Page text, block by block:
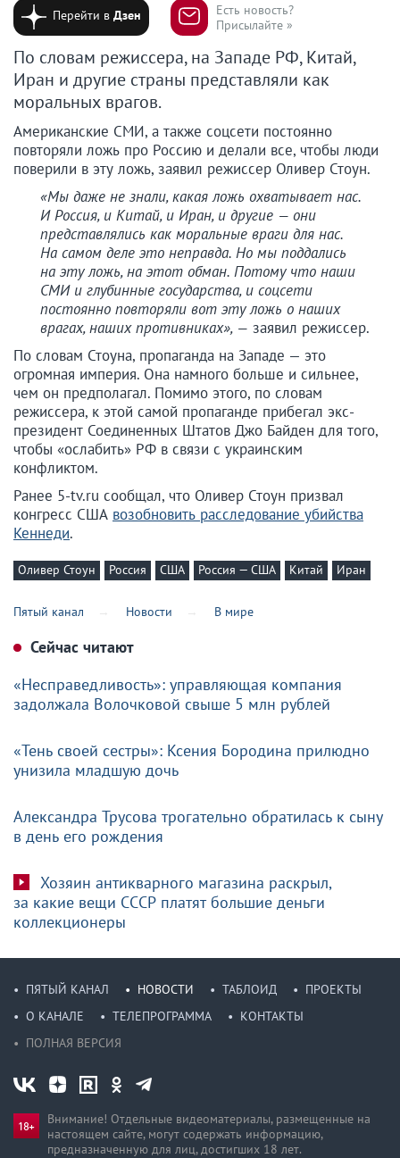
Перейти вДзен
Есть новость?
Присылайте »
По словам режиссера, на Западе РФ, Китай,
Иран и другие страны представляли как
моральных врагов.
Американские СМИ, а также соцсети постоянно
повторяли ложь про Россию и делали все, чтобы люди
поверили в эту ложь, заявил режиссер Оливер Стоун.
«Мы даже не знали, какая ложь охватывает нас.
И Россия, и Китай, и Иран, и другие — они
представлялись как моральные враги для нас.
На самом деле это неправда. Но мы поддались
на эту ложь, на этот обман. Потому что наши
СМИ и глубинные государства, и соцсети
постоянно повторяли вот эту ложь о наших
врагах, наших противниках», — заявил режиссер.
По словам Стоуна, пропаганда на Западе — это
огромная империя. Она намного больше и сильнее,
чем он предполагал. Помимо этого, по словам
режиссера, к этой самой пропаганде прибегал экс-
президент Соединенных Штатов Джо Байден для того,
чтобы «ослабить» РФ в связи с украинским
конфликтом.
Ранее 5-tv.ru сообщал, что Оливер Стоун призвал
конгресс США возобновить расследование убийства
Кеннеди.
Оливер Стоун Россия США Россия — США Китай Иран
Пятый канал Новости В мире
Сейчас читают
«Несправедливость»: управляющая компания
задолжала Волочковой свыше 5 млн рублей
«Тень своей сестры»: Ксения Бородина прилюдно
унизила младшую дочь
Александра Трусова трогательно обратилась к сыну
в день его рождения
Хозяин антикварного магазина раскрыл,
за какие вещи СССР платят большие деньги
коллекционеры
ПЯТЫЙ КАНАЛ НОВОСТИ ТАБЛОИД
ПРОЕКТЫ
О КАНАЛЕ
ТЕЛЕПРОГРАММА
КОНТАКТЫ
ПОЛНАЯ ВЕРСИЯ
Внимание! Отдельные видеоматериалы, размещенные на
настоящем сайте, могут содержать информацию,
предназначен­ную для лиц, достигших 18 лет.